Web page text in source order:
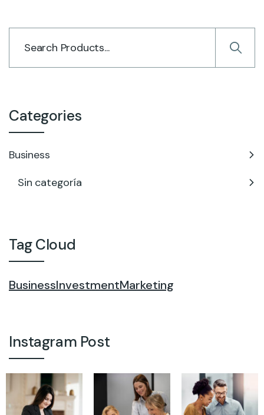
Categories
Business
Sin categoría
Tag Cloud
BusinessInvestmentMarketing
Instagram Post